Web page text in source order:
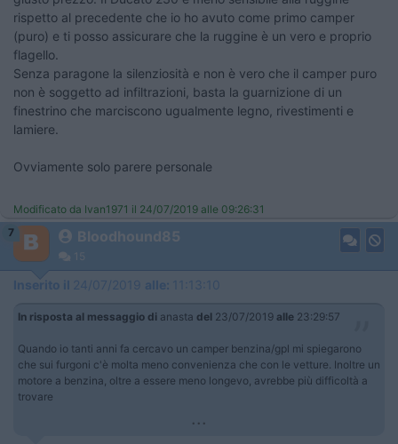
rispetto al precedente che io ho avuto come primo camper
(puro) e ti posso assicurare che la ruggine è un vero e proprio
flagello.
​​​Senza paragone la silenziosità e non è vero che il camper puro
non è soggetto ad infiltrazioni, basta la guarnizione di un
finestrino che marciscono ugualmente legno, rivestimenti e
lamiere.
​​​​​​Ovviamente solo parere personale
Modificato da Ivan1971 il 24/07/2019 alle 09:26:31
7
Bloodhound85
15
Inserito il 24/07/2019 alle: 11:13:10
In risposta al messaggio di anasta del 23/07/2019 alle 23:29:57
Quando io tanti anni fa cercavo un camper benzina/gpl mi spiegarono
che sui furgoni c'è molta meno convenienza che con le vetture. Inoltre un
motore a benzina, oltre a essere meno longevo, avrebbe più difficoltà a
trovare
...